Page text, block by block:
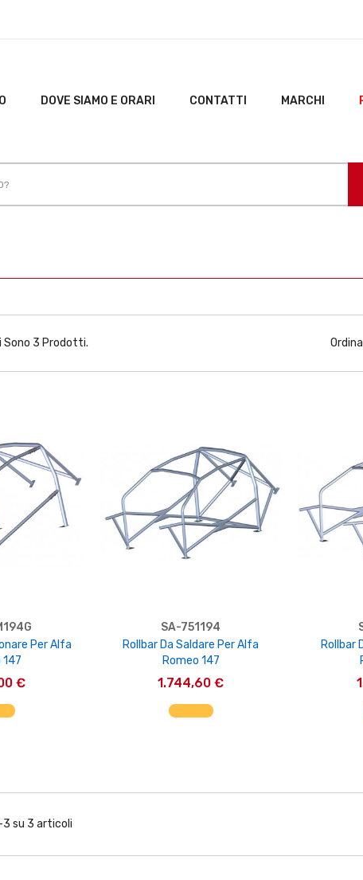
DOVE SIAMO E ORARI CONTATTI MARCHI
Sono 3 Prodotti.
Per Alfa
147
€
SA-751194
Rollbar Da Saldare Per Alfa
Romeo 147
1.744,60 €
AGGIUNGI AL CARRELLO
Rollbar
su 3 articoli